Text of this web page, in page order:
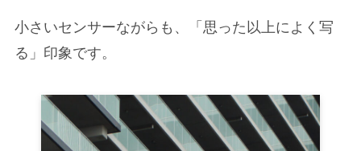
小さいセンサーながらも、「思った以上によく写
る」印象です。